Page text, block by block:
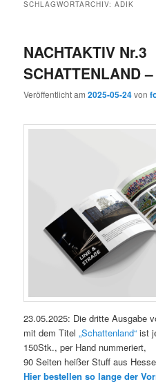
SCHLAGWORTARCHIV:ADIK
NACHTAKTIV Nr.3
SCHATTENLAND
Veröffentlicht am2025-05-24von
23.05.2025: Die dritte Ausgabe
mit dem Titel„Schattenland“ ist
150Stk., per Hand nummeriert,
90 Seiten heißer Stuff aus
Hier bestellen so lange der